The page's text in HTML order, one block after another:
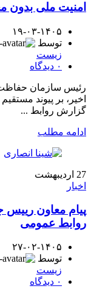
امنیت ملی بدون
۱۹-۰۳-۱۴۰۵
توسط
زیست
۰ دیدگاه
رئیس سازمان
اخیر، بر پیوند
گزارش روابط ...
ادامه مطلب
27 اردیبهشت
اخبار
پیام معاون رییس
روابط عمومی
۲۷-۰۲-۱۴۰۵
توسط
زیست
۰ دیدگاه